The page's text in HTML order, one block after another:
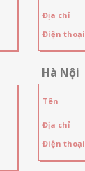
Địa chỉ
Điện thoại
Hà Nội
Tên
Địa chỉ
Điện thoại